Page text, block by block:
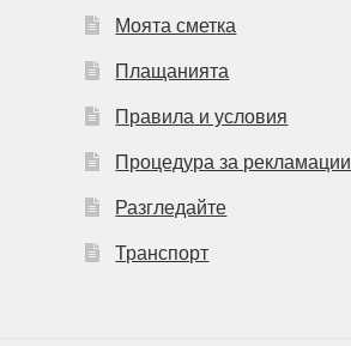
Моята сметка
Плащанията
Правила и условия
Процедура за рекламации
Разгледайте
Транспорт